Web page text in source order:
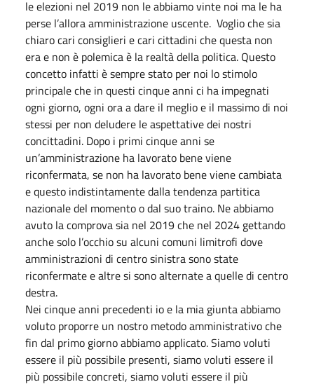
le elezioni nel 2019 non le abbiamo vinte noi ma le ha
perse l’allora amministrazione uscente. Voglio che sia
chiaro cari consiglieri e cari cittadini che questa non
era e non è polemica è la realtà della politica. Questo
concetto infatti è sempre stato per noi lo stimolo
principale che in questi cinque anni ci ha impegnati
ogni giorno, ogni ora a dare il meglio e il massimo di noi
stessi per non deludere le aspettative dei nostri
concittadini. Dopo i primi cinque anni se
un’amministrazione ha lavorato bene viene
riconfermata, se non ha lavorato bene viene cambiata
e questo indistintamente dalla tendenza partitica
nazionale del momento o dal suo traino. Ne abbiamo
avuto la comprova sia nel 2019 che nel 2024 gettando
anche solo l’occhio su alcuni comuni limitrofi dove
amministrazioni di centro sinistra sono state
riconfermate e altre si sono alternate a quelle di centro
destra.
Nei cinque anni precedenti io e la mia giunta abbiamo
voluto proporre un nostro metodo amministrativo che
fin dal primo giorno abbiamo applicato. Siamo voluti
essere il più possibile presenti, siamo voluti essere il
più possibile concreti, siamo voluti essere il più